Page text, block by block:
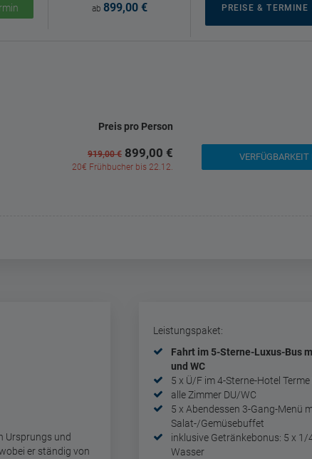
ab 899,00 € PREISE & TERMINE
Preis pro Person
919,00 €899,00 €
20€ Frühbucher bis 22.12.
VERFÜGBARKEIT
Ursprungs und
er ständig von
Leistungspaket:
Fahrt im 5-Sterne-Luxus-Bus
und WC
5 x Ü/F im 4-Sterne-Hotel
alle Zimmer DU/WC
5 x Abendessen 3-Gang-Menü
Salat-/Gemüsebuffet
inklusive Getränkebonus: 5 x 1/
Wasser